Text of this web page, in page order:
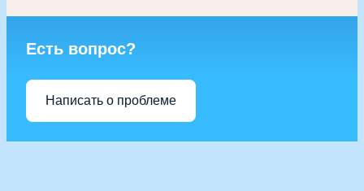
Есть вопрос?
Написать о проблеме